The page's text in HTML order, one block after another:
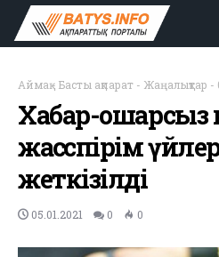
Аймақ- Басты ақпарат - Жаңалықтар -
Хабар-ошарсыз
жасөспірім
жеткізілді
05.01.2021 0 0